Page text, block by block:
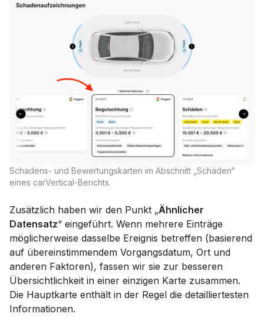
Schadens- und Bewertungskarten im Abschnitt „Schäden“
eines carVertical-Berichts.
Zusätzlich haben wir den Punkt „Ähnlicher
Datensatz“ eingeführt. Wenn mehrere Einträge
möglicherweise dasselbe Ereignis betreffen (basierend
auf übereinstimmendem Vorgangsdatum, Ort und
anderen Faktoren), fassen wir sie zur besseren
Übersichtlichkeit in einer einzigen Karte zusammen.
Die Hauptkarte enthält in der Regel die detailliertesten
Informationen.